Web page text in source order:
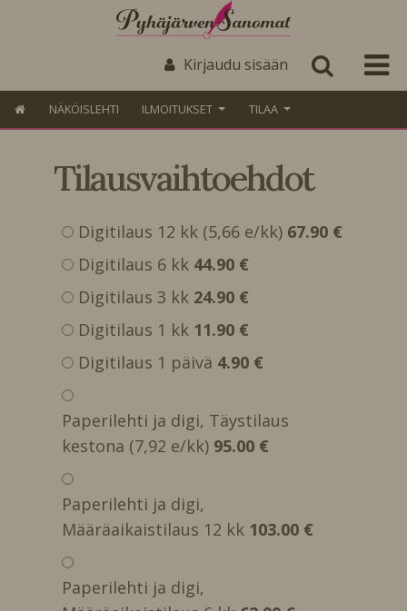
Kirjaudu sisään
NÄKÖISLEHTI ILMOITUKSET TILAA
Tilausvaihtoehdot
Digitilaus 12 kk (5,66 e/kk) 67.90 €
Digitilaus 6 kk 44.90 €
Digitilaus 3 kk 24.90 €
Digitilaus 1 kk 11.90 €
Digitilaus 1 päivä 4.90 €
Paperilehti ja digi, Täystilaus
kestona (7,92 e/kk) 95.00 €
Paperilehti ja digi,
Määräaikaistilaus 12 kk 103.00 €
Paperilehti ja digi,